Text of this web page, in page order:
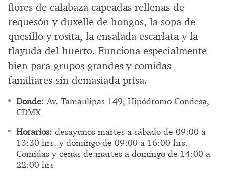
flores de calabaza capeadas rellenas de
requesón y duxelle de hongos, la sopa de
quesillo y rosita, la ensalada escarlata y la
tlayuda del huerto. Funciona especialmente
bien para grupos grandes y comidas
familiares sin demasiada prisa.
Donde: Av. Tamaulipas 149, Hipódromo Condesa,
CDMX
Horarios: desayunos martes a sábado de 09:00 a
13:30 hrs. y domingo de 09:00 a 16:00 hrs.
Comidas y cenas de martes a domingo de 14:00 a
22:00 hrs